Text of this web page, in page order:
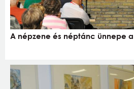
A népzene és néptánc ünnepe